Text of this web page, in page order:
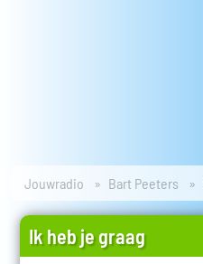
Jouwradio Bart Peeters
Ik heb je graag